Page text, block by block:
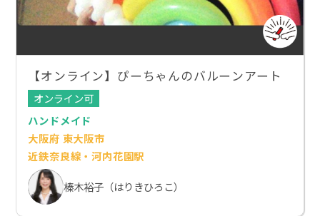
【オンライン】ぴーちゃんのバルーンアート
オンライン可
ハンドメイド
大阪府 東大阪市
近鉄奈良線・河内花園駅
榛木裕子（はりきひろこ）